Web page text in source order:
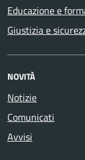
Educazione e
Giustizia e
NOVITÀ
Notizie
Comunicati
Avvisi